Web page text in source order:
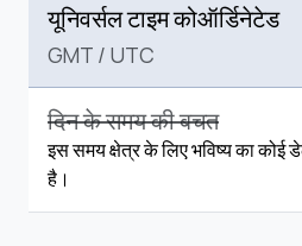
यूनिवर्सल टाइम कोऑर्डिनेटेड
GMT / UTC
दिन के समय की बचत
इस समय क्षेत्र के लिए भविष्य का कोई
है।